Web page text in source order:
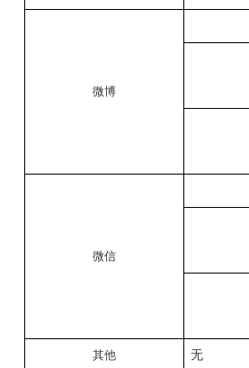
微博
微信
其他 无